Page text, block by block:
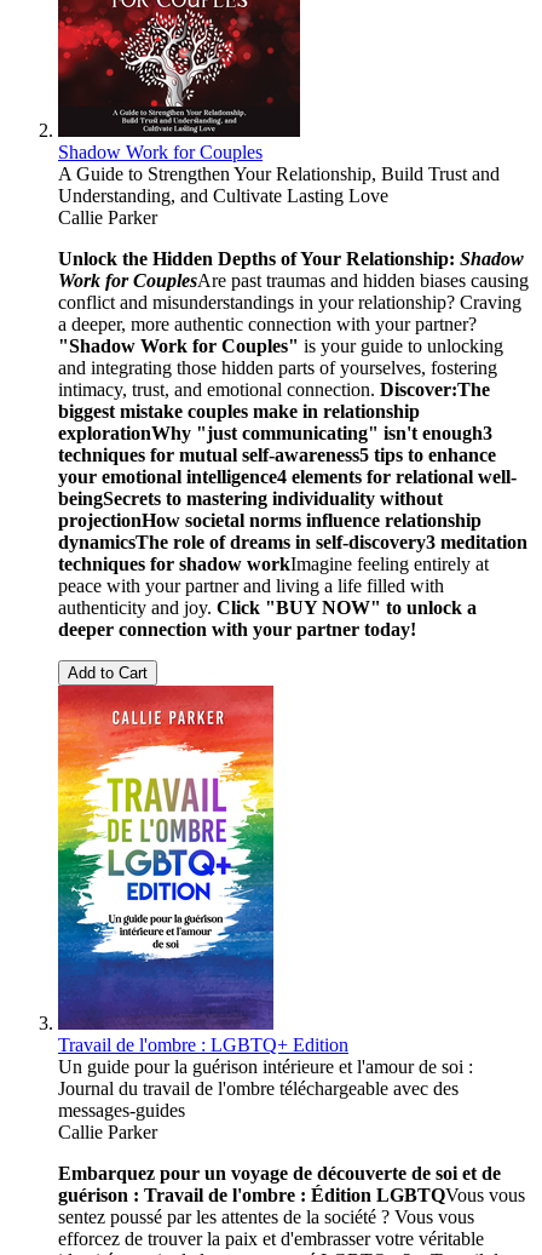
Shadow Work for Couples
A Guide to Strengthen Your Relationship, Build Trust and
Understanding, and Cultivate Lasting Love
Callie Parker
Unlock the Hidden Depths of Your Relationship: Shadow
Work for CouplesAre past traumas and hidden biases causing
conflict and misunderstandings in your relationship? Craving
a deeper, more authentic connection with your partner?
"Shadow Work for Couples" is your guide to unlocking
and integrating those hidden parts of yourselves, fostering
intimacy, trust, and emotional connection. Discover:The
biggest mistake couples make in relationship
explorationWhy "just communicating" isn't enough3
techniques for mutual self-awareness5 tips to enhance
your emotional intelligence4 elements for relational well-
beingSecrets to mastering individuality without
projectionHow societal norms influence relationship
dynamicsThe role of dreams in self-discovery3 meditation
techniques for shadow workImagine feeling entirely at
peace with your partner and living a life filled with
authenticity and joy. Click "BUY NOW" to unlock a
deeper connection with your partner today!
Add to Cart
Travail de l'ombre : LGBTQ+ Edition
Un guide pour la guérison intérieure et l'amour de soi :
Journal du travail de l'ombre téléchargeable avec des
messages-guides
Callie Parker
Embarquez pour un voyage de découverte de soi et de
guérison : Travail de l'ombre : Édition LGBTQVous vous
sentez poussé par les attentes de la société ? Vous vous
efforcez de trouver la paix et d'embrasser votre véritable